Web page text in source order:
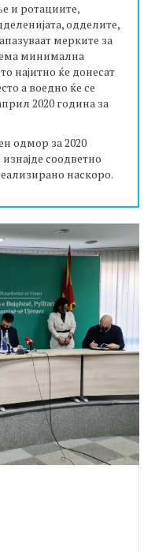
и ротациите,
одделите,
мерките за
минимална
најитно ќе донесат
а воедно ќе се
2020 година за
одмор за 2020
соодветно
наскоро.